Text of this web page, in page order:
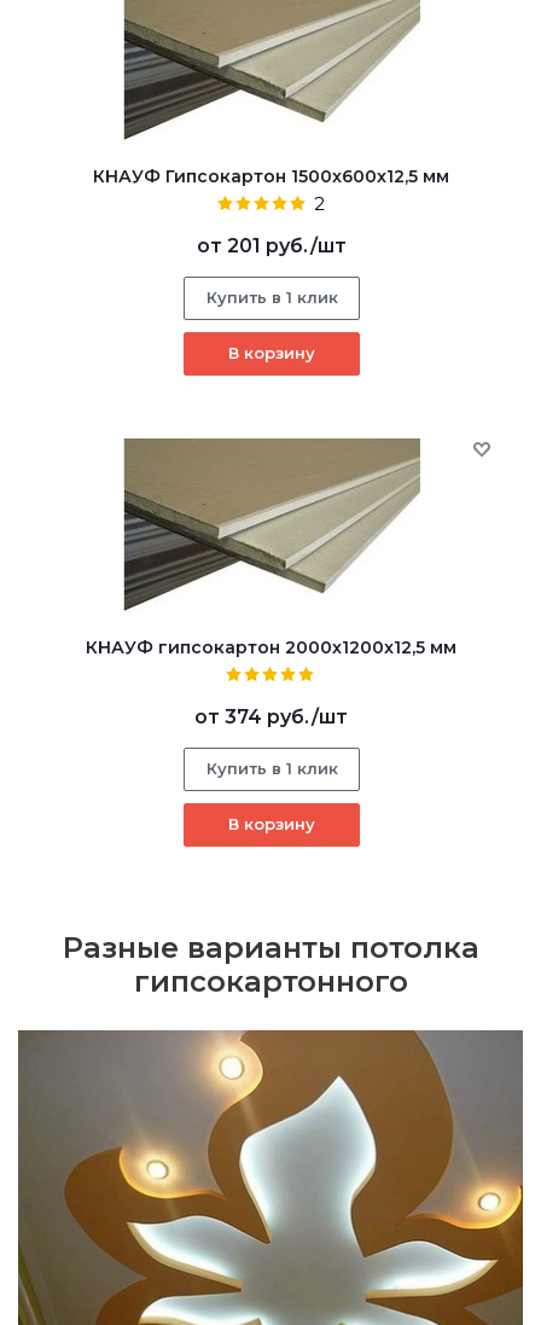
КНАУФ Гипсокартон 1500x600x12,5 мм
2
от 201 руб./шт
Купить в 1 клик
В корзину
КНАУФ гипсокартон 2000x1200x12,5 мм
от 374 руб./шт
Купить в 1 клик
В корзину
Разные варианты потолка
гипсокартонного